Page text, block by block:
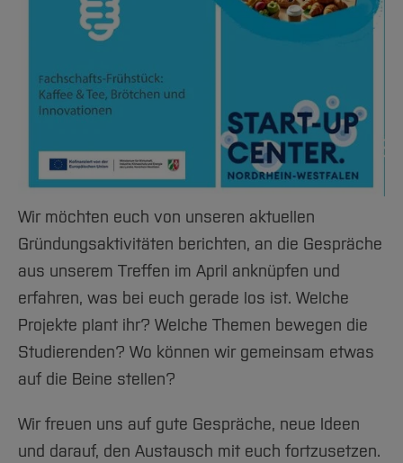
Arbeiten im FB G
Forschung und Projekte
International
Team
Service
Studiengänge
Studieninteressierte
Aktuelles
Studium
Fachgruppen
Forschung und Entwicklung
Team
Amtliche Bekanntmachungen
Notfall-Infos
BO Shop
Familiengerechte Hochschule
Gleichstellung
Diskriminierungsfreie Hochschule
Vertretungen
Hochschulbibliothek
Hochschulkommunikation
International Office
Medienzentrum
Zentrale Studienberatung
Wir möchten euch von unseren aktuellen
Gründungsaktivitäten berichten, an die Gespräche
aus unserem Treffen im April anknüpfen und
erfahren, was bei euch gerade los ist. Welche
Projekte plant ihr? Welche Themen bewegen die
Studierenden? Wo können wir gemeinsam etwas
auf die Beine stellen?
Wir freuen uns auf gute Gespräche, neue Ideen
und darauf, den Austausch mit euch fortzusetzen.